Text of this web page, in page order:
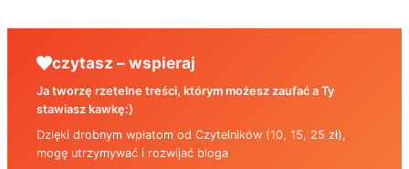
czytasz – wspieraj
Ja tworzę rzetelne treści, którym możesz zaufać a Ty
stawiasz kawkę:)
Dzięki drobnym wpłatom od Czytelników (10, 15, 25 zł),
mogę utrzymywać i rozwijać bloga